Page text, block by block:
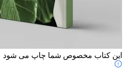
این کتاب مخصوص شما چاپ می شود